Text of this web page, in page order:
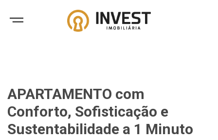
APARTAMENTO com
Conforto, Sofisticação e
Sustentabilidade a 1 Minuto